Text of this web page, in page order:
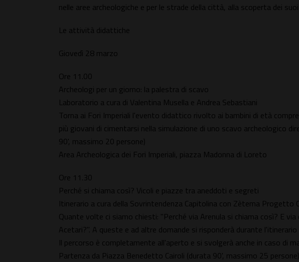
nelle aree archeologiche e per le strade della città, alla scoperta dei
Le attività didattiche
Giovedì 28 marzo
Ore 11.00
Archeologi per un giorno: la palestra di scavo
Laboratorio a cura di Valentina Musella e Andrea Sebastiani
Torna ai Fori Imperiali l'evento didattico rivolto ai bambini di età
più giovani di cimentarsi nella simulazione di uno scavo archeologico
90', massimo 20 persone)
Area Archeologica dei Fori Imperiali, piazza Madonna di Loreto
Ore 11.30
Perché si chiama così? Vicoli e piazze tra aneddoti e segreti
Itinerario a cura della Sovrintendenza Capitolina con Zètema Progetto
Quante volte ci siamo chiesti: "Perché via Arenula si chiama così? E via
Acetari?". A queste e ad altre domande si risponderà durante l'itinerario
Il percorso è completamente all'aperto e si svolgerà anche in caso di
Partenza da Piazza Benedetto Cairoli (durata 90', massimo 25 persone)